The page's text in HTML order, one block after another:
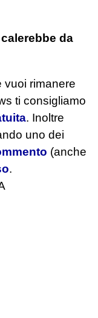
calerebbe da
vuoi rimanere
ti consigliamo
. Inoltre
uno dei
(anche
.